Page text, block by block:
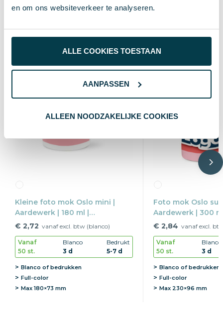
en om ons websiteverkeer te analyseren.
ALLE COOKIES TOESTAAN
AANPASSEN
ALLEEN NOODZAKELIJKE COOKIES
Wat anderen bekijken
Kleine foto mok Oslo mini |
Aardewerk | 180 ml |
Vaatwasserbestendig
€ 2,72 vanaf excl. btw (blanco)
Vanaf
50 st.
Blanco
3 d
Bedrukt
5-7 d
Blanco of bedrukken
Full-color
Max 180×73 mm
Foto mok Oslo
Aardewerk | 300
€ 2,84 vanaf excl.
Vanaf
50 st.
Blanco
3 d
Blanco of bedrukken
Full-color
Max 230×96 mm